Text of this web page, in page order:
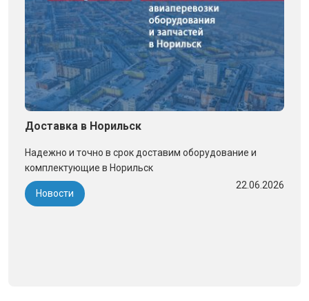
Доставка в Норильск
Надежно и точно в срок доставим оборудование и
комплектующие в Норильск
Новости
22.06.2026